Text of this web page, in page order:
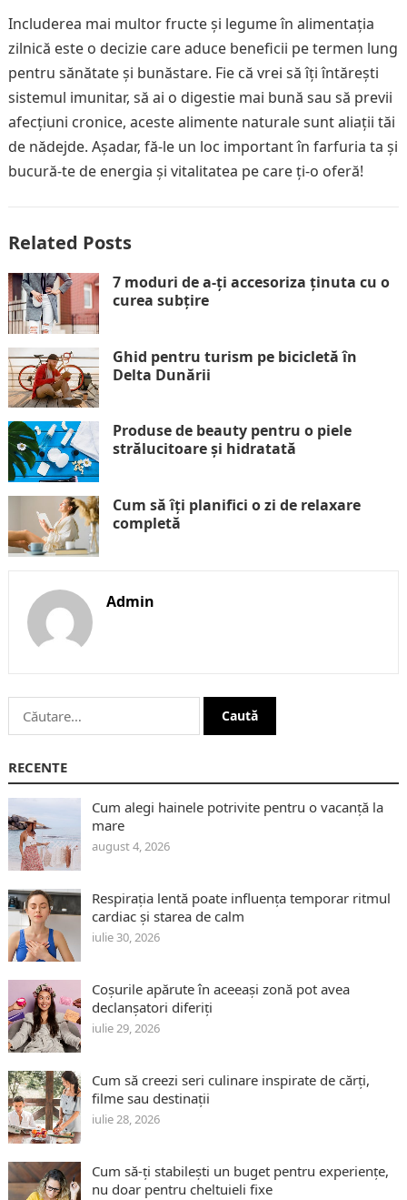
Includerea mai multor fructe și legume în alimentația
zilnică este o decizie care aduce beneficii pe termen lung
pentru sănătate și bunăstare. Fie că vrei să îți întărești
sistemul imunitar, să ai o digestie mai bună sau să previi
afecțiuni cronice, aceste alimente naturale sunt aliații tăi
de nădejde. Așadar, fă-le un loc important în farfuria ta și
bucură-te de energia și vitalitatea pe care ți-o oferă!
Related Posts
7 moduri de a-ți accesoriza ținuta cu o
curea subțire
Ghid pentru turism pe bicicletă în
Delta Dunării
Produse de beauty pentru o piele
strălucitoare și hidratată
Cum să îți planifici o zi de relaxare
completă
Admin
Caută
după:
RECENTE
Cum alegi hainele potrivite pentru o vacanță la
mare
august 4, 2026
Respirația lentă poate influența temporar ritmul
cardiac și starea de calm
iulie 30, 2026
Coșurile apărute în aceeași zonă pot avea
declanșatori diferiți
iulie 29, 2026
Cum să creezi seri culinare inspirate de cărți,
filme sau destinații
iulie 28, 2026
Cum să-ți stabilești un buget pentru experiențe,
nu doar pentru cheltuieli fixe